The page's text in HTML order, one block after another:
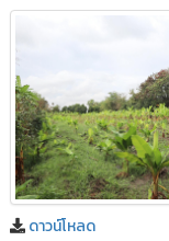
ดาวน์โหลด